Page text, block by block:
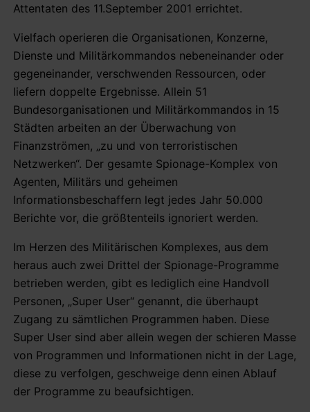
Attentaten des 11.September 2001 errichtet.
Vielfach operieren die Organisationen, Konzerne,
Dienste und Militärkommandos nebeneinander oder
gegeneinander, verschwenden Ressourcen, oder
liefern doppelte Ergebnisse. Allein 51
Bundesorganisationen und Militärkommandos in 15
Städten arbeiten an der Überwachung von
Finanzströmen, „zu und von terroristischen
Netzwerken“. Der gesamte Spionage-Komplex von
Agenten, Militärs und geheimen
Informationsbeschaffern legt jedes Jahr 50.000
Berichte vor, die größtenteils ignoriert werden.
Im Herzen des Militärischen Komplexes, aus dem
heraus auch zwei Drittel der Spionage-Programme
betrieben werden, gibt es lediglich eine Handvoll
Personen, „Super User“ genannt, die überhaupt
Zugang zu sämtlichen Programmen haben. Diese
Super User sind aber allein wegen der schieren Masse
von Programmen und Informationen nicht in der Lage,
diese zu verfolgen, geschweige denn einen Ablauf
der Programme zu beaufsichtigen.